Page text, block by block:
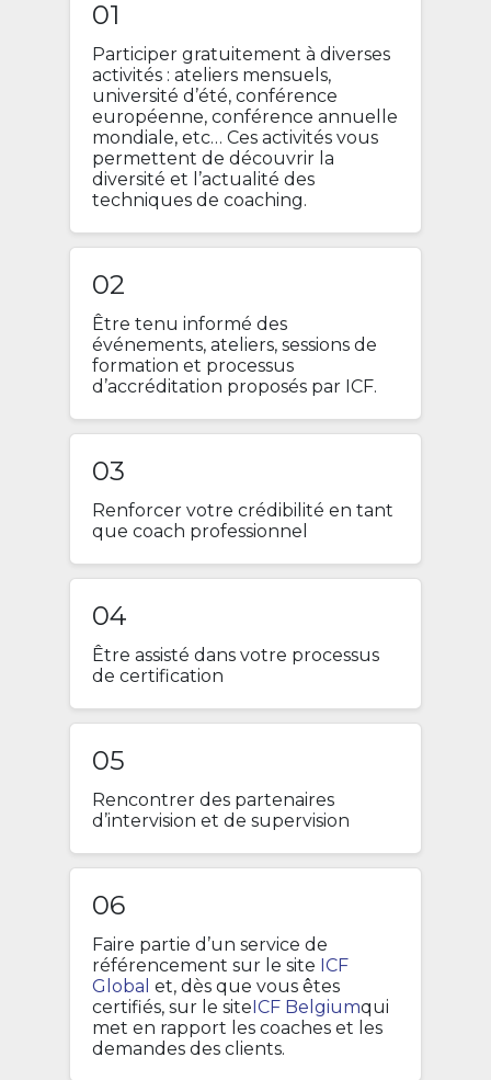
01
Participer gratuitement à diverses
activités : ateliers mensuels,
université d’été, conférence
européenne, conférence annuelle
mondiale, etc… Ces activités vous
permettent de découvrir la
diversité et l’actualité des
techniques de coaching.
02
Être tenu informé des
événements, ateliers, sessions de
formation et processus
d’accréditation proposés par ICF.
03
Renforcer votre crédibilité en tant
que coach professionnel
04
Être assisté dans votre processus
de certification
05
Rencontrer des partenaires
d’intervision et de supervision
06
Faire partie d’un service de
référencement sur le site ICF
Global et, dès que vous êtes
certifiés, sur le siteICF Belgiumqui
met en rapport les coaches et les
demandes des clients.